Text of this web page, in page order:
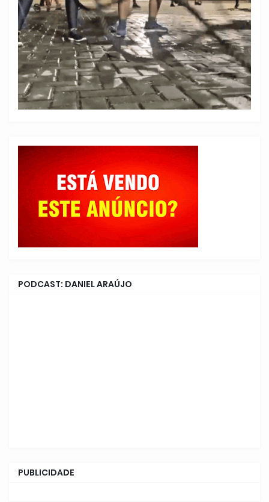
PODCAST: DANIEL ARAÚJO
PUBLICIDADE